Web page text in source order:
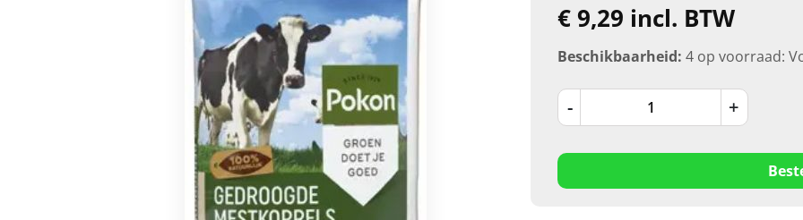
€ 9,29 incl. BTW
Beschikbaarheid: 4 op voorraad:
- +